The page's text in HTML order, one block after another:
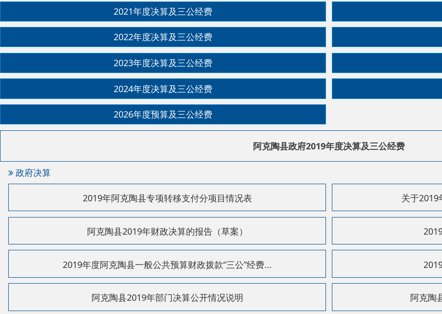
2023年度决算及三公经费 2024年度预
2024年度决算及三公经费 2025年度预
2026年度预算及三公经费
阿克陶县政府2019年度决算及三公经费
政府决算
2019年阿克陶县专项转移支付分项目情况表 关于2019年阿克陶县社
2019年度阿克陶县一般公共预算财政拨款“三公”经费... 2019年阿克陶县举
阿克陶县2019年部门决算公开情况说明 阿克陶县2019年度预
部门决算
2019年阿克陶县本级部门预算单位部门决算和“三公”经费决算公开
根据上级财政部门和县领导的有关要求，阿克陶县本级部门预算单位按要求对2019年部门决算及“三公”经费决算进行了公开，现将公